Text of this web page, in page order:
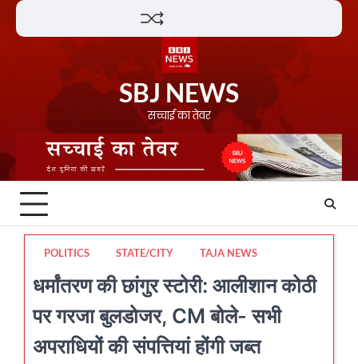
Skip
SBJ NEWS
सच्चाई का तेवर
POLITICS STATE/CITY TAJA NEWS
धर्मांतरण की छांगुर स्टोरी: आलीशान कोठी
पर गरजा बुलडोजर, CM बोले- सभी
अपराधियों की संपत्तियां होंगी जब्त